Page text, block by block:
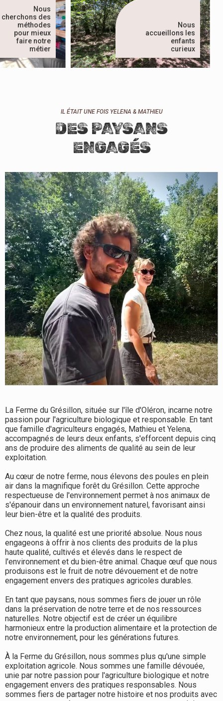
Nous
cherchons des
méthodes
pour mieux
faire notre
métier
Nous
accueillons les
enfants
curieux
IL ÉTAIT UNE FOIS YELENA & MATHIEU
DES PAYSANS
ENGAGÉS
La Ferme du Grésillon, située sur l'île d'Oléron, incarne notre
passion pour l'agriculture biologique et responsable. En tant
que famille d'agriculteurs engagés, Mathieu et Yelena,
accompagnés de leurs deux enfants, s'efforcent depuis cinq
ans de produire des aliments de qualité au sein de leur
exploitation.
Au cœur de notre ferme, nous élevons des poules en plein
air dans la magnifique forêt du Grésillon. Cette approche
respectueuse de l'environnement permet à nos animaux de
s'épanouir dans un environnement naturel, favorisant ainsi
leur bien-être et la qualité des produits.
Chez nous, la qualité est une priorité absolue. Nous nous
engageons à offrir à nos clients des produits de la plus
haute qualité, cultivés et élevés dans le respect de
l'environnement et du bien-être animal. Chaque œuf que nous
produisons est le fruit de notre dévouement et de notre
engagement envers des pratiques agricoles durables.
En tant que paysans, nous sommes fiers de jouer un rôle
dans la préservation de notre terre et de nos ressources
naturelles. Notre objectif est de créer un équilibre
harmonieux entre la production alimentaire et la protection de
notre environnement, pour les générations futures.
À la Ferme du Grésillon, nous sommes plus qu'une simple
exploitation agricole. Nous sommes une famille dévouée,
unie par notre passion pour l'agriculture biologique et notre
engagement envers des pratiques responsables. Nous
sommes fiers de partager notre histoire et nos produits avec